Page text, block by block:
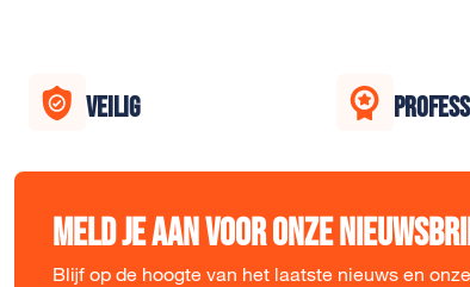
VEILIG
Meld je aan voor onze
Blijf op de hoogte van het laatste nieuws en